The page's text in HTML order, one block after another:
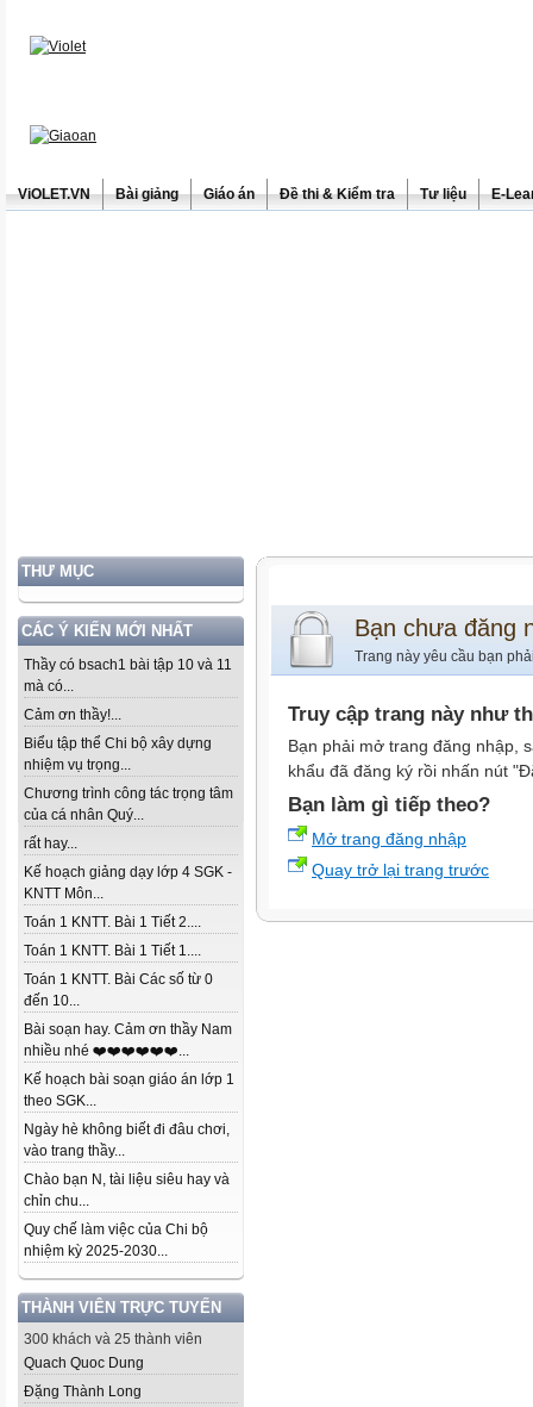
ViOLET.VN Bài giảng Giáo án Đề thi & Kiểm tra Tư liệu E-
THƯ MỤC
CÁC Ý KIẾN MỚI NHẤT
Thầy có bsach1 bài tập 10 và 11
mà có...
Cảm ơn thầy!...
Biểu tập thể Chi bộ xây dựng
nhiệm vụ trọng...
Chương trình công tác trọng tâm
của cá nhân Quý...
rất hay...
Kế hoạch giảng dạy lớp 4 SGK -
KNTT Môn...
Toán 1 KNTT. Bài 1 Tiết 2....
Toán 1 KNTT. Bài 1 Tiết 1....
Toán 1 KNTT. Bài Các số từ 0
đến 10...
Bài soạn hay. Cảm ơn thầy Nam
nhiều nhé ❤️❤️❤️❤️❤️❤️...
Kế hoạch bài soạn giáo án lớp 1
theo SGK...
Ngày hè không biết đi đâu chơi,
vào trang thầy...
Chào bạn N, tài liệu siêu hay và
chỉn chu...
Quy chế làm việc của Chi bộ
nhiệm kỳ 2025-2030...
THÀNH VIÊN TRỰC TUYẾN
300 khách và 25 thành viên
Quach Quoc Dung
Đặng Thành Long
Bạn chưa đăng
Trang này yêu cầu bạn
Truy cập trang này như
Bạn phải mở trang đăng nhập,
khẩu đã đăng ký rồi nhấn nút
Bạn làm gì tiếp theo?
Mở trang đăng nhập
Quay trở lại trang trước